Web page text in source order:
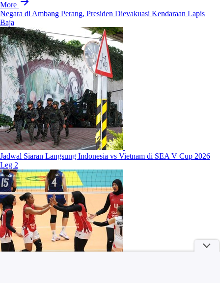
More
Negara di Ambang Perang, Presiden Dievakuasi Kendaraan Lapis
Baja
Jadwal Siaran Langsung Indonesia vs Vietnam di SEA V Cup 2026
Leg 2